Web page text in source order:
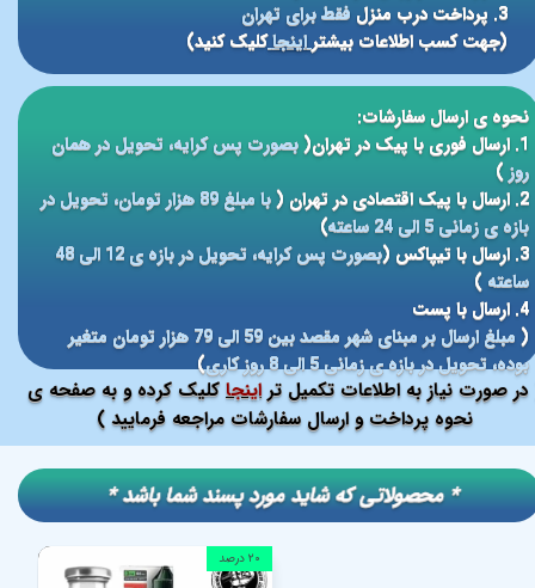
صورت نیاز به اطلاعات تکمیل تراینجا کلیک کرده و به صفحه ی
نحوه پرداخت و ارسال سفارشات مراجعه فرمایید )
3. پرداخت درب منزل
فقط برای تهران
(جهت کسب اطلاعات بیشتر اینجاکلیک کنید)
نحوه ی ارسال سفارشات:
1. ارسال فوری با پیک در تهران(
بصورت پس کرایه، تحویل در همان
روز)
2. ارسال با پیک اقتصادی در تهران (
با مبلغ 89 هزار تومان، تحویل در
بازه ی زمانی 5 الی 24 ساعته
)
3. ارسال با تیپاکس (
بصورت پس کرایه، تحویل در بازه ی 12 الی 48
ساعته )
4. ارسال با پست
(
مبلغ ارسال بر مبنای شهر مقصد بین 59 الی 79 هزار تومان متغیر
بوده، تحویل در بازه ی زمانی 5 الی 8 روز کاری
)
۲۰ درصد
​​* محصولاتی که شاید مورد پسند شما باشد *